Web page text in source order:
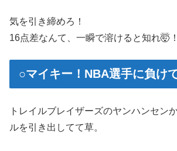
気を引き締めろ！
16点差なんて、一瞬で溶けると知れ🤯！
○マイキー！NBA選手に負け
トレイルブレイザーズのヤンハンセン
ルを引き出してて草。